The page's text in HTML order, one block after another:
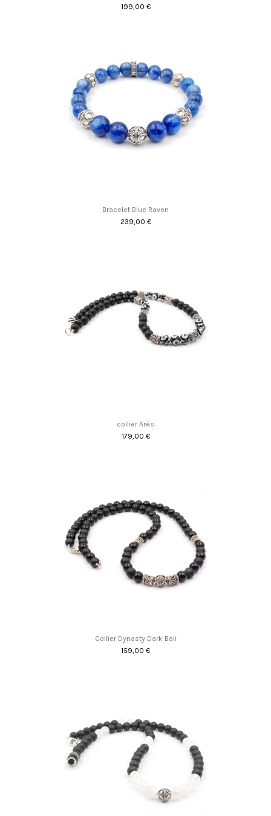
199,00 €
Bracelet Blue Raven
239,00 €
collier Arès
179,00 €
Collier Dynasty Dark Bali
159,00 €